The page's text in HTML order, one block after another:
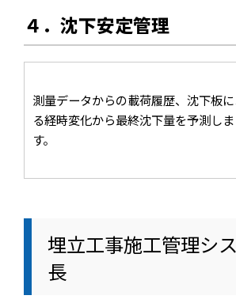
４．沈下安定管理
測量データからの載荷履歴、沈下板に
る経時変化から最終沈下量を予測しま
す。
埋立工事施工管理シ
長